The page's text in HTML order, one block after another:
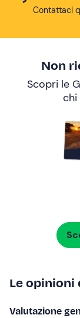
Contattaci
Non
Scopri le
Le
Valutazione